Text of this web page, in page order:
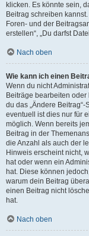
klicken. Es könnte sein,
Beitrag schreiben
Foren- und der
erstellen“, „Du darfst
Nach oben
Wie kann ich einen
Wenn du nicht
Beiträge bearbeiten
du das „Ändere
eventuell ist dies nur für
möglich. Wenn bereits
Beitrag in der
die Anzahl als auch der
Hinweis erscheint nicht,
hat oder wenn ein
hat. Diese können
warum dein Beitrag
einen Beitrag nicht
hat.
Nach oben